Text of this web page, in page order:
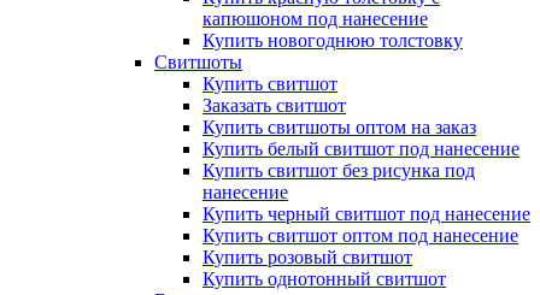
капюшоном под нанесение
Купить новогоднюю толстовку
Свитшоты
Купить свитшот
Заказать свитшот
Купить свитшоты оптом на заказ
Купить белый свитшот под нанесение
Купить свитшот без рисунка под
нанесение
Купить черный свитшот под нанесение
Купить свитшот оптом под нанесение
Купить розовый свитшот
Купить однотонный свитшот